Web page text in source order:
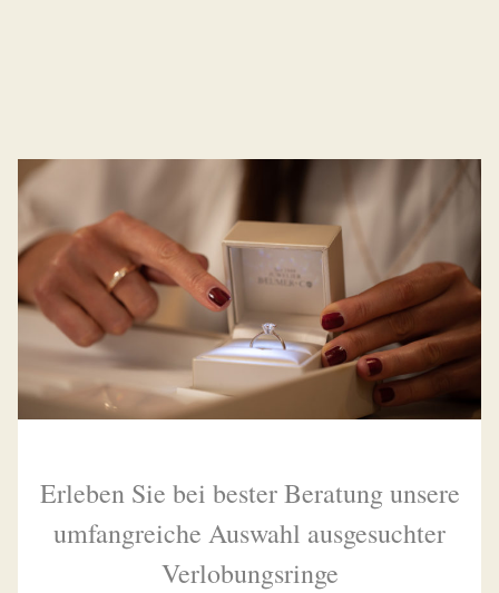
Erleben Sie bei bester Beratung unsere
umfangreiche Auswahl ausgesuchter
Verlobungsringe